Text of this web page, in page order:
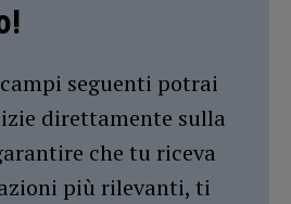
seguenti potrai
direttamente sulla
che tu riceva
più rilevanti, ti